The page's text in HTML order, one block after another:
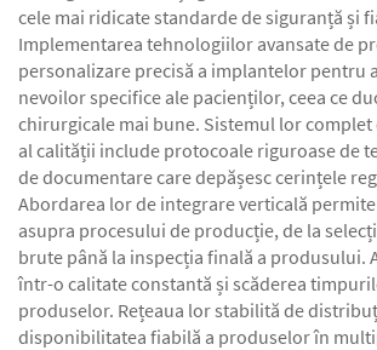
cele mai ridicate standarde de siguranță și
Implementarea tehnologiilor avansate de
personalizare precisă a implantelor pentru
nevoilor specifice ale pacienților, ceea ce
chirurgicale mai bune. Sistemul lor complet
al calității include protocoale riguroase de
de documentare care depășesc cerințele
Abordarea lor de integrare verticală
asupra procesului de producție, de la
brute până la inspecția finală a produsului.
într-o calitate constantă și scăderea
produselor. Rețeaua lor stabilită de
disponibilitatea fiabilă a produselor în